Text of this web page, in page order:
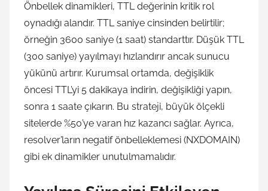
Önbellek dinamikleri, TTL değerinin kritik rol
oynadığı alandır. TTL saniye cinsinden belirtilir;
örneğin 3600 saniye (1 saat) standarttır. Düşük TTL
(300 saniye) yayılmayı hızlandırır ancak sunucu
yükünü artırır. Kurumsal ortamda, değişiklik
öncesi TTL’yi 5 dakikaya indirin, değişikliği yapın,
sonra 1 saate çıkarın. Bu strateji, büyük ölçekli
sitelerde %50’ye varan hız kazancı sağlar. Ayrıca,
resolver’ların negatif önbelleklemesi (NXDOMAIN)
gibi ek dinamikler unutulmamalıdır.